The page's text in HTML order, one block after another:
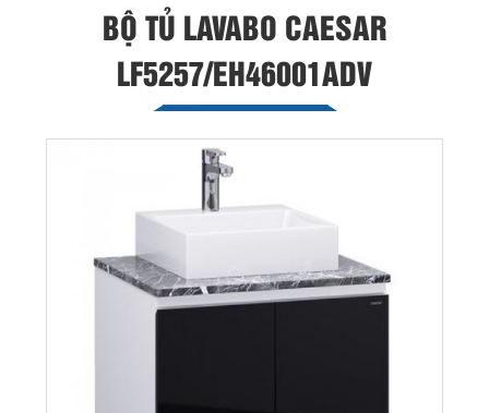
BỘ TỦ LAVABO CAESAR
LF5257/EH46001ADV